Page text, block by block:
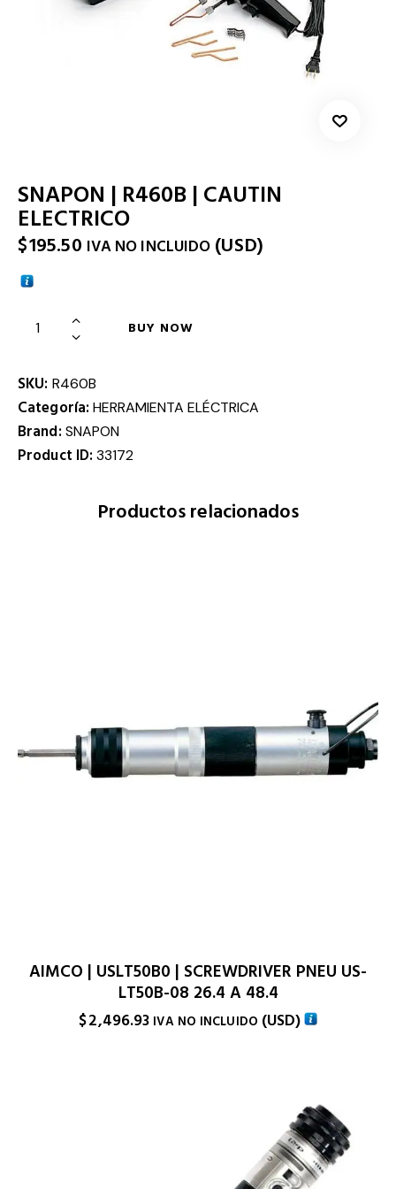
SNAPON | R460B | CAUTIN
ELECTRICO
$195.50 IVA NO INCLUIDO (USD)
BUY NOW
SKU: R460B
Categoría:HERRAMIENTA ELÉCTRICA
Brand: SNAPON
Product ID:33172
Productos relacionados
AIMCO | USLT50B0 | SCREWDRIVER PNEU US-
LT50B-08 26.4 A 48.4
$2,496.93 IVA NO INCLUIDO (USD)